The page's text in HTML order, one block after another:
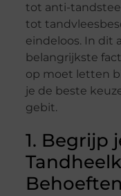
tot anti-
tot
eindeloos. In dit
belangrijkste
op moet letten
je de beste
gebit.
1. Begrijp
Behoeften